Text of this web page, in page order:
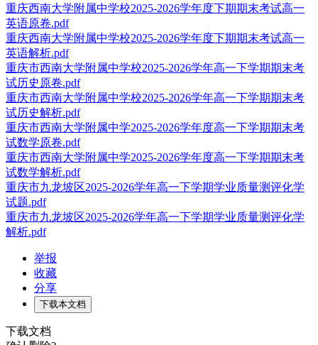
重庆西南大学附属中学校2025-2026学年度下期期末考试高一
英语原卷.pdf
重庆西南大学附属中学校2025-2026学年度下期期末考试高一
英语解析.pdf
重庆市西南大学附属中学校2025-2026学年高一下学期期末考
试历史原卷.pdf
重庆市西南大学附属中学校2025-2026学年高一下学期期末考
试历史解析.pdf
重庆市西南大学附属中学2025-2026学年度高一下学期期末考
试数学原卷.pdf
重庆市西南大学附属中学2025-2026学年度高一下学期期末考
试数学解析.pdf
重庆市九龙坡区2025-2026学年高一下学期学业质量测评化学
试题.pdf
重庆市九龙坡区2025-2026学年高一下学期学业质量测评化学
解析.pdf
举报
收藏
分享
下载本文档
下载文档